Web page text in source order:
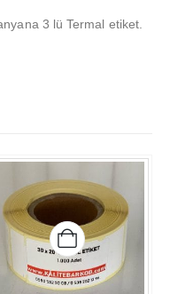
3 lü Termal etiket.